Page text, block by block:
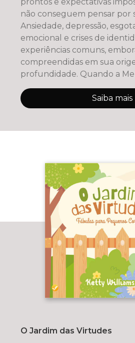
não conseguem pensar por
Ansiedade, depressão,
emocional e crises de
experiências comuns,
compreendidas em sua
profundidade. Quando a Mente se Cala é um
ensaio científico e
Saiba mais
O Jardim das Virtudes